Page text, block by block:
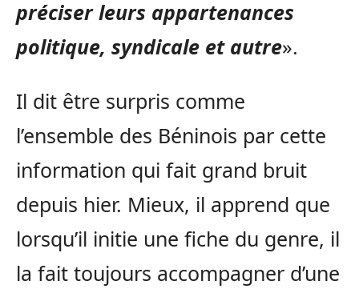
préciser leurs appartenances
politique, syndicale et autre».
Il dit être surpris comme
l’ensemble des Béninois par cette
information qui fait grand bruit
depuis hier. Mieux, il apprend que
lorsqu’il initie une fiche du genre, il
la fait toujours accompagner d’une